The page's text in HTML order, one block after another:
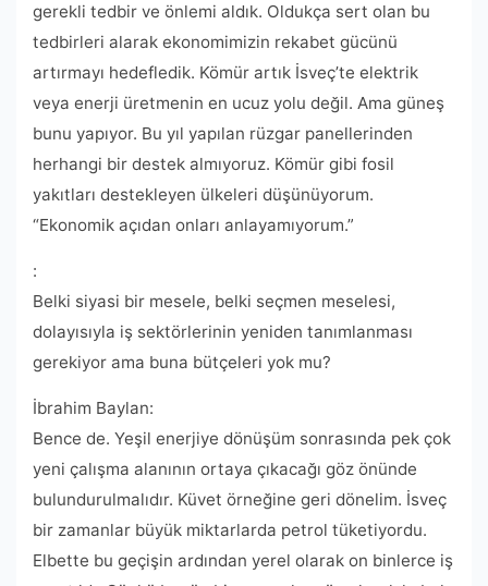
gerekli tedbir ve önlemi aldık. Oldukça sert olan bu
tedbirleri alarak ekonomimizin rekabet gücünü
artırmayı hedefledik. Kömür artık İsveç’te elektrik
veya enerji üretmenin en ucuz yolu değil. Ama güneş
bunu yapıyor. Bu yıl yapılan rüzgar panellerinden
herhangi bir destek almıyoruz. Kömür gibi fosil
yakıtları destekleyen ülkeleri düşünüyorum.
“Ekonomik açıdan onları anlayamıyorum.”
:
Belki siyasi bir mesele, belki seçmen meselesi,
dolayısıyla iş sektörlerinin yeniden tanımlanması
gerekiyor ama buna bütçeleri yok mu?
İbrahim Baylan:
Bence de. Yeşil enerjiye dönüşüm sonrasında pek çok
yeni çalışma alanının ortaya çıkacağı göz önünde
bulundurulmalıdır. Küvet örneğine geri dönelim. İsveç
bir zamanlar büyük miktarlarda petrol tüketiyordu.
Elbette bu geçişin ardından yerel olarak on binlerce iş